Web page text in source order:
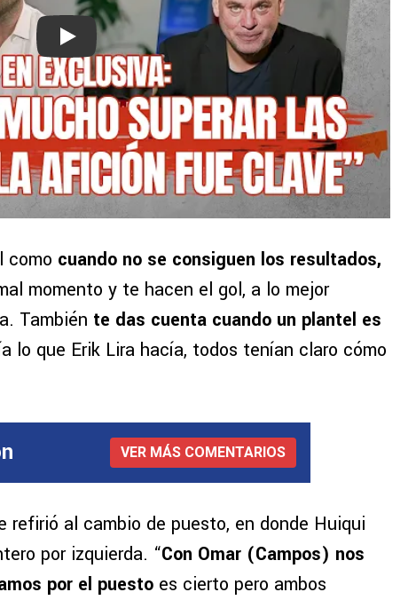
Play
como cuando no se consiguen los resultados,
momento y te hacen el gol, a lo mejor
También te das cuenta cuando un plantel es
lo que Erik Lira hacía, todos tenían claro cómo
VER MÁS COMENTARIOS
refirió al cambio de puesto, en donde Huiqui
por izquierda. “Con Omar (Campos) nos
por el puesto es cierto pero ambos